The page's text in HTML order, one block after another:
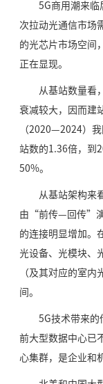
5G商用潮来临
次拉动光通信市场
的光芯片市场空间
正在显现。
从基站数量看
衰减较大，因而建
（2020—2024）
站数的1.36倍，到
50%。
从基站架构来
由“前传—回传”
的连接明显增加。
光设备、光模块、
（及其对应的室
间。
5G技术带来的
前大型数据中心已
心集群，是企业和